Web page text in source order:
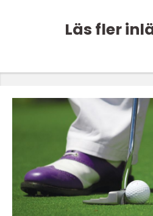
Läs fler